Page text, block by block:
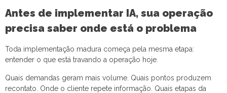
Antes de implementar IA, sua operação
precisa saber onde está o problema
Toda implementação madura começa pela mesma etapa:
entender o que está travando a operação hoje.
Quais demandas geram mais volume. Quais pontos produzem
recontato. Onde o cliente repete informação. Quais etapas da